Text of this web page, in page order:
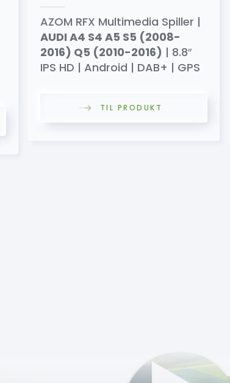
AZOM RFX Multimedia Spiller |
AUDI A4 S4 A5 S5 (2008-
2016) Q5 (2010-2016) | 8.8″
IPS HD | Android | DAB+ | GPS
TIL PRODUKT